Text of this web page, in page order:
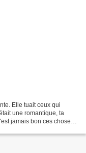
Elle tuait ceux qui
une romantique, ta
jamais bon ces choses-